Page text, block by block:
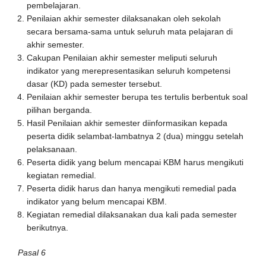
pembelajaran.
Penilaian akhir semester dilaksanakan oleh sekolah
secara bersama-sama untuk seluruh mata pelajaran di
akhir semester.
Cakupan Penilaian akhir semester meliputi seluruh
indikator yang merepresentasikan seluruh kompetensi
dasar (KD) pada semester tersebut.
Penilaian akhir semester berupa tes tertulis berbentuk soal
pilihan berganda.
Hasil Penilaian akhir semester diinformasikan kepada
peserta didik selambat-lambatnya 2 (dua) minggu setelah
pelaksanaan.
Peserta didik yang belum mencapai KBM harus mengikuti
kegiatan remedial.
Peserta didik harus dan hanya mengikuti remedial pada
indikator yang belum mencapai KBM.
Kegiatan remedial dilaksanakan dua kali pada semester
berikutnya.
Pasal 6